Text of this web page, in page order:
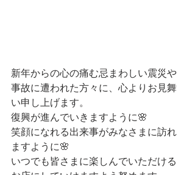
新年からの心の痛む忌まわしい震災や
事故に遭われた方々に、心よりお見舞
い申し上げます。
復興が進んでいきますように🌸
笑顔になれる出来事がみなさまに訪れ
ますように🌸
いつでも皆さまに楽しんでいただける